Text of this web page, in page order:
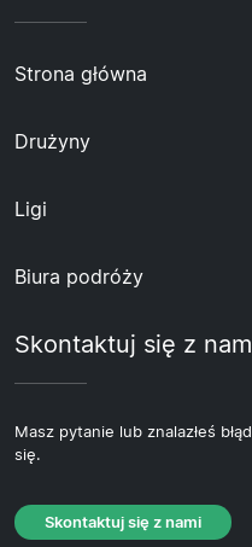
Strona główna
Drużyny
Ligi
Biura podróży
Skontaktuj się z
Masz pytanie lub znalazłeś
się.
Skontaktuj się z nami